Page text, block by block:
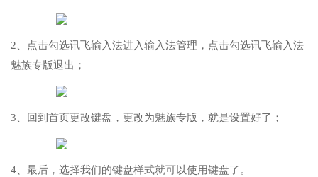
2、点击勾选讯飞输入法进入输入法管理，点击勾选讯飞输入法
魅族专版退出；
3、回到首页更改键盘，更改为魅族专版，就是设置好了；
4、最后，选择我们的键盘样式就可以使用键盘了。